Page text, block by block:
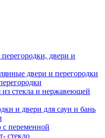
двери и
двери и перегородки
стекла и нержавеющей
и двери для саун и бань
с переменной
стекло